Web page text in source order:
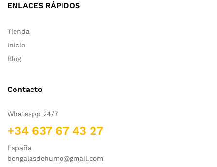
ENLACES RÁPIDOS
Tienda
Inicio
Blog
Contacto
Whatsapp 24/7
+34 637 67 43 27
España
bengalasdehumo@gmail.com